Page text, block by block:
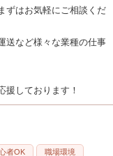
ずはお気軽にご相談くだ
送など様々な業種の仕事
援しております！
者OK 職場環境